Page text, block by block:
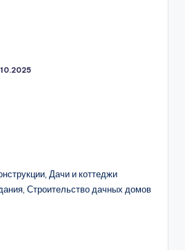
Дачи и коттеджи
Строительство дачных домов